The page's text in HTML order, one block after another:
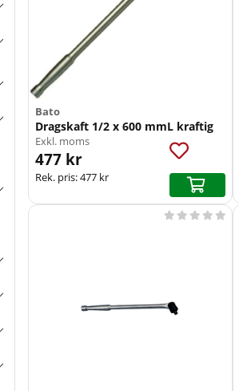
Bato
Dragskaft 1/2 x 600 mmL kraftig
Exkl. moms
477 kr
Rek. pris:477 kr
    